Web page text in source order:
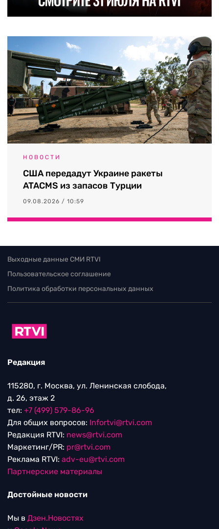
НОВОСТИ
США передадут Украине ракеты
ATACMS из запасов Турции
09.08.2026 / 10:59
Выходные данные СМИ RTVI
Пользовательское соглашение
Политика обработки персональных данных
Редакция
115280, г. Москва, ул. Ленинская слобода,
д. 26, этаж 2
тел: +7 (499) 579-86-96
Для общих вопросов: Infortvi@rtvi.com
Редакция RTVI: news@rtvi.com
Маркетинг/PR: pr@rtvi.com
Реклама RTVI: adv-eu@rtvi.com
Партнерские материалы
Достойные новости
Мы в Дзен.Новостях